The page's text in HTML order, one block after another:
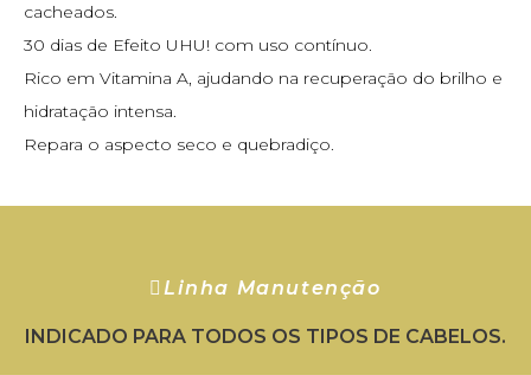
cacheados.
30 dias de Efeito UHU! com uso contínuo.
Rico em Vitamina A, ajudando na recuperação do brilho e
hidratação intensa.
Repara o aspecto seco e quebradiço.
Linha Manutenção
INDICADO PARA TODOS OS TIPOS DE CABELOS.